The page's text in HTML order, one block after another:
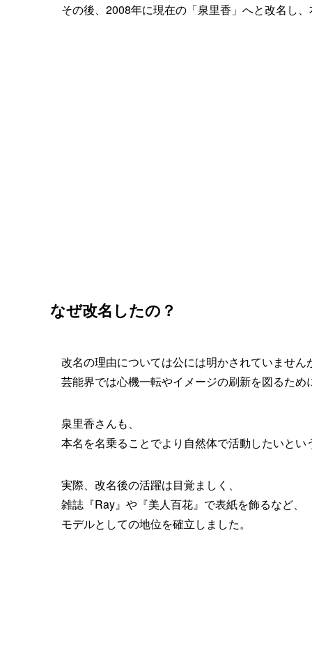
その後、2008年に現在の「泉里香」へと改名し
なぜ改名したの？
改名の理由については公には明かされていません
芸能界では心機一転やイメージの刷新を図るた
泉里香さんも、
本名を名乗ることでより自然体で活動したいと
実際、改名後の活躍は目覚ましく、
雑誌『Ray』や『美人百花』で表紙を飾るなど、
モデルとしての地位を確立しました。